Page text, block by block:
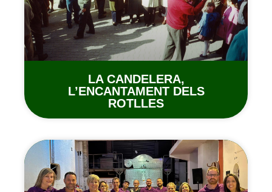
LA CANDELERA,
L’ENCANTAMENT DELS
ROTLLES